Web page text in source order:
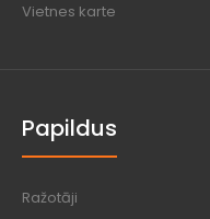
Vietnes karte
Papildus
Ražotāji